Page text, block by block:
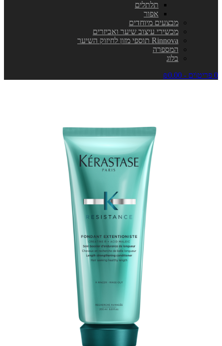
תלתלים
אפור
מבצעים מיוחדים
מכשירי עיצוב שיער ואביזרים
Rinnova תוספי מזון לחיזוק השיער
המספרה
בלוג
0 פריט\ים - ₪0.00